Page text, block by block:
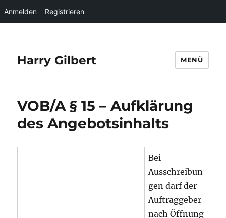
Anmelden Registrieren
Harry Gilbert MENÜ
VOB/A § 15 – Aufklärung
des Angebotsinhalts
Bei
Ausschreibun
gen darf der
Auftraggeber
nach Öffnung